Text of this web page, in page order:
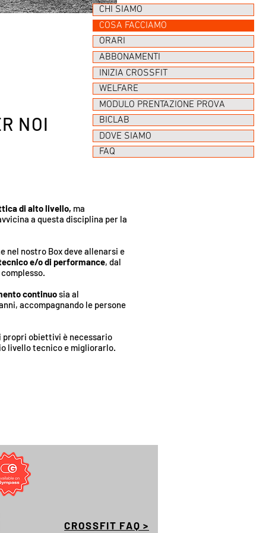
CHI SIAMO
COSA FACCIAMO
ORARI
ABBONAMENTI
INIZIA CROSSFIT
WELFARE
MODULO PRENTAZIONE PROVA
BICLAB
DOVE SIAMO
FAQ
NOI
di alto livello, ma
a questa disciplina per la
nel nostro Box deve allenarsi e
e/o di performance, dal
continuosia al
accompagnando le persone
propri obiettivi è necessario
livello tecnico e migliorarlo.
CROSSFIT FAQ >